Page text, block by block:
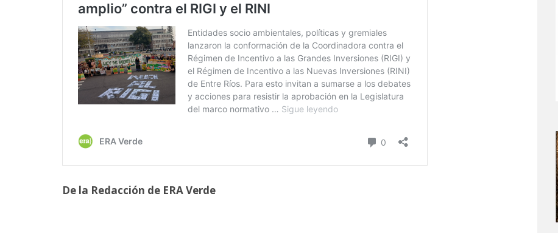
De la Redacción de ERA Verde